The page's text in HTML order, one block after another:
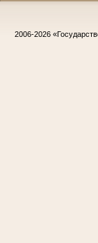
2006-2026